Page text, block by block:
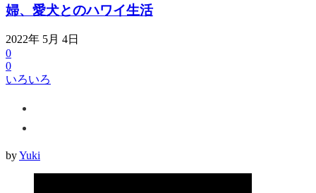
婦、愛犬とのハワイ生活
2022年 5月 4日
0
0
いろいろ
byYuki